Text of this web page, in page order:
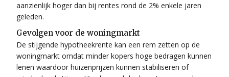
aanzienlijk hoger dan bij rentes rond de 2% enkele jaren
geleden.
Gevolgen voor de woningmarkt
De stijgende hypotheekrente kan een rem zetten op de
woningmarkt omdat minder kopers hoge bedragen kunnen
lenen waardoor huizenprijzen kunnen stabiliseren of